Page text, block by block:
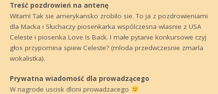
Treść pozdrowień na antenę
Witam! Tak sie amerykansko zrobilo sie. To ja z pozdrowieniami
dla Macka i Słuchaczy piosenkarka wspólczesna wlasnie z USA
Celeste i piosenka Love Is Back. I małe pytanie konkursowe czyj
głos przypomina spiew Celeste? (mloda przedwczesnie zmarla
wokalistka).
Prywatna wiadomość dla prowadzącego
W nagrode uscisk dloni prowadzacego